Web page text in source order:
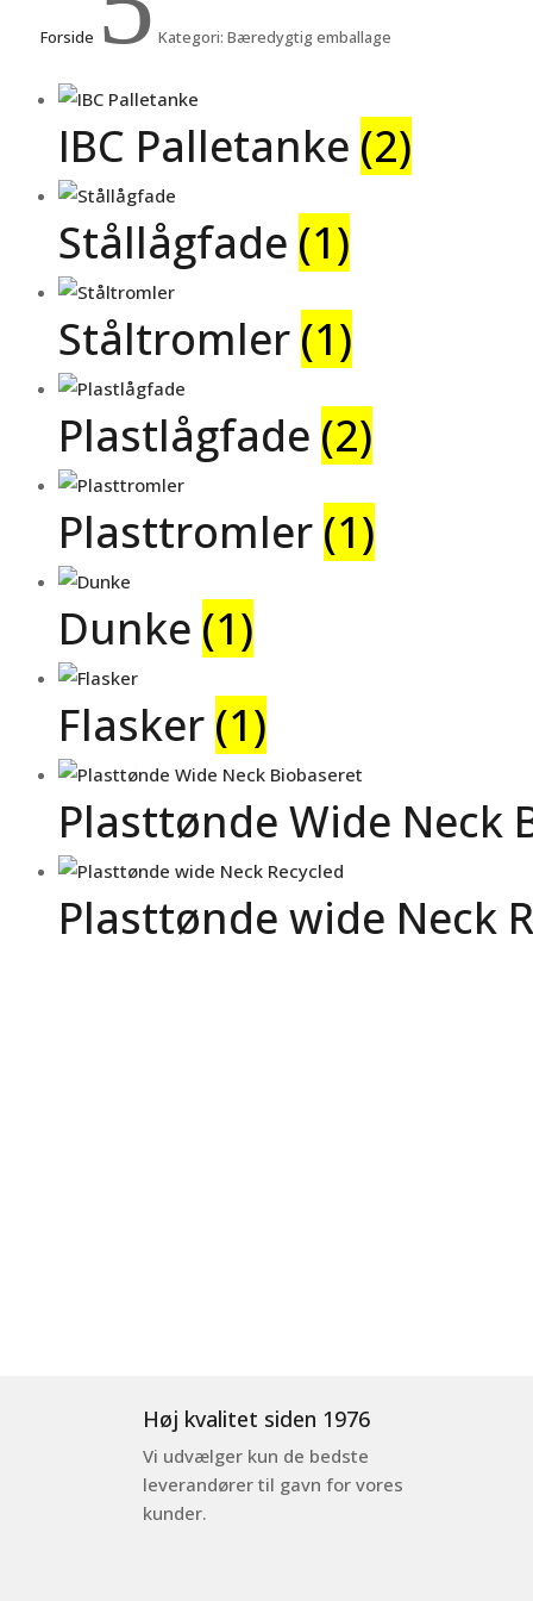
Forside Kategori: Bæredygtig emballage
IBC Palletanke (2)
Stållågfade (1)
Ståltromler (1)
Plastlågfade (2)
Plasttromler (1)
Dunke (1)
Flasker (1)
Plasttønde Wide Neck
Plasttønde wide Neck
Høj kvalitet siden 1976
Vi udvælger kun de bedste
leverandører til gavn for vores
kunder.